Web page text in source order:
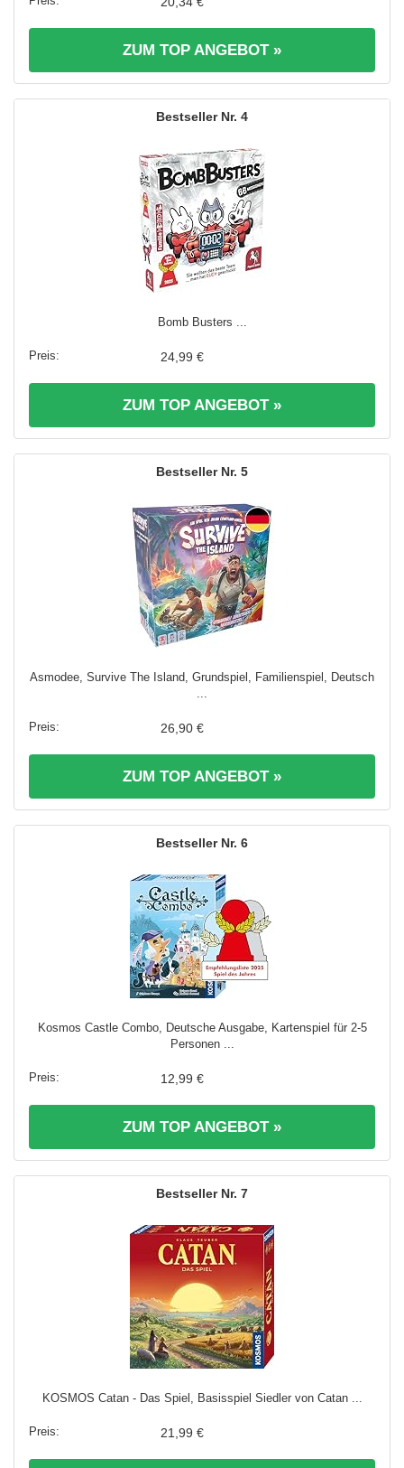
ZUM TOP ANGEBOT »
4
Bomb Busters ...
24,99 €
ZUM TOP ANGEBOT »
5
Asmodee, Survive The Island, Grundspiel, Familienspiel, Deutsch
26,90 €
ZUM TOP ANGEBOT »
6
Kosmos Castle Combo, Deutsche Ausgabe, Kartenspiel für 2-5
Personen ...
12,99 €
ZUM TOP ANGEBOT »
7
KOSMOS Catan - Das Spiel, Basisspiel Siedler von Catan ...
21,99 €